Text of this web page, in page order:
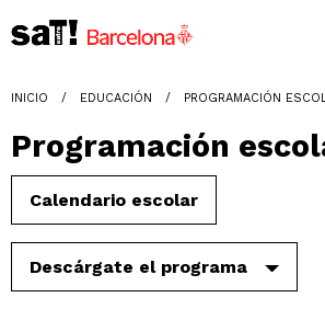
INICIO EDUCACIÓN PROGRAMACIÓN
Programación
Calendario escolar
Descárgate el programa